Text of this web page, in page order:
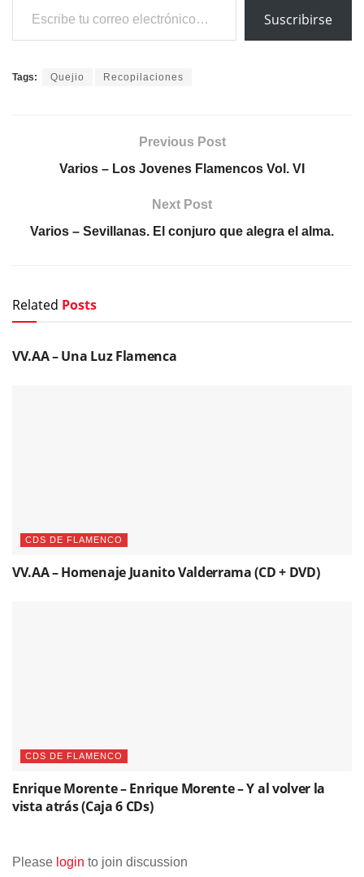
Suscribirse
Tags: Quejio Recopilaciones
Previous Post
Varios – Los Jovenes Flamencos Vol. VI
Next Post
Varios – Sevillanas. El conjuro que alegra el alma.
Related Posts
CDS DE FLAMENCO
VV.AA – Una Luz Flamenca
CDS DE FLAMENCO
VV.AA – Homenaje Juanito Valderrama (CD + DVD)
CDS DE FLAMENCO
Enrique Morente – Enrique Morente – Y al volver la
vista atrás (Caja 6 CDs)
Please login to join discussion